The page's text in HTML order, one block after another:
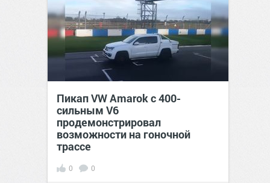
Пикап VW Amarok с 400-
сильным V6
продемонстрировал
возможности на гоночной
трассе
0 0